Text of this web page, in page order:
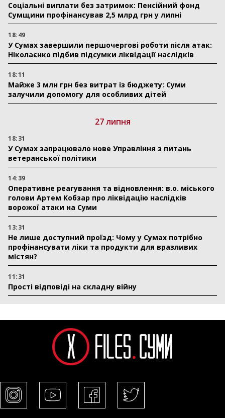
Соціальні виплати без затримок: Пенсійний фонд
Сумщини профінансував 2,5 млрд грн у липні
18:49
У Сумах завершили першочергові роботи після атак:
Ніколаєнко підбив підсумки ліквідації наслідків
18:11
Майже 3 млн грн без витрат із бюджету: Суми
залучили допомогу для особливих дітей
27 липня
18:31
У Сумах запрацювало нове Управління з питань
ветеранської політики
14:39
Оперативне реагування та відновлення: в.о. міського
голови Артем Кобзар про ліквідацію наслідків
ворожої атаки на Суми
13:31
Не лише доступний проїзд: Чому у Сумах потрібно
профінансувати ліки та продукти для вразливих
містян?
11:31
Прості відповіді на складну війну